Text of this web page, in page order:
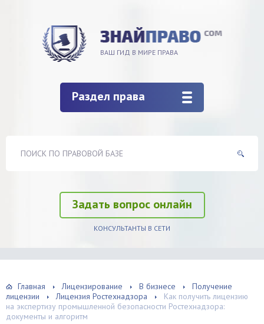
ВАШ ГИД В МИРЕ ПРАВА
Раздел права
Задать вопрос онлайн
КОНСУЛЬТАНТЫ В СЕТИ
Главная Лицензирование В бизнесе
Получение
лицензии
Лицензия Ростехнадзора
Как получить лицензию
на экспертизу промышленной безопасности Ростехнадзора:
документы и алгоритм